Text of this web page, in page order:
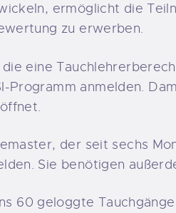
ermöglicht die
zu erwerben.
eine
Programm anmelden.
der seit sechs
Sie benötigen
60 geloggte